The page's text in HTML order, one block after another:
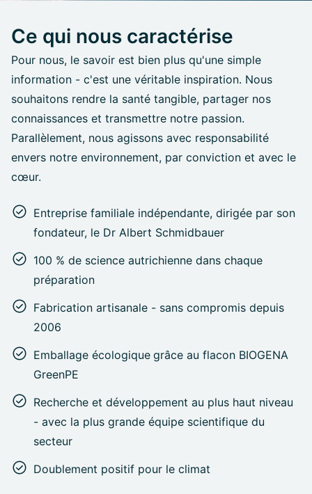
Ce qui nous caractérise
Pour nous, le savoir est bien plus qu'une simple
information - c'est une véritable inspiration. Nous
souhaitons rendre la santé tangible, partager nos
connaissances et transmettre notre passion.
Parallèlement, nous agissons avec responsabilité
envers notre environnement, par conviction et avec le
cœur.
Entreprise familiale indépendante, dirigée par son
fondateur, le Dr Albert Schmidbauer
100 % de science autrichienne dans chaque
préparation
Fabrication artisanale - sans compromis depuis
2006
Emballage écologique grâce au flacon BIOGENA
GreenPE
Recherche et développement au plus haut niveau
- avec la plus grande équipe scientifique du
secteur
Doublement positif pour le climat